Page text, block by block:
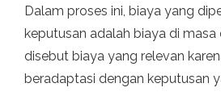
Dalam proses ini, biaya yang
keputusan adalah biaya di masa
disebut biaya yang relevan
beradaptasi dengan keputusan